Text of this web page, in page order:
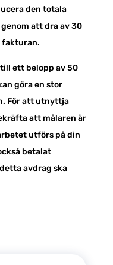
den totala
att dra av 30
fakturan.
ett belopp av 50
göra en stor
För att utnyttja
att målaren är
utförs på din
betalat
avdrag ska